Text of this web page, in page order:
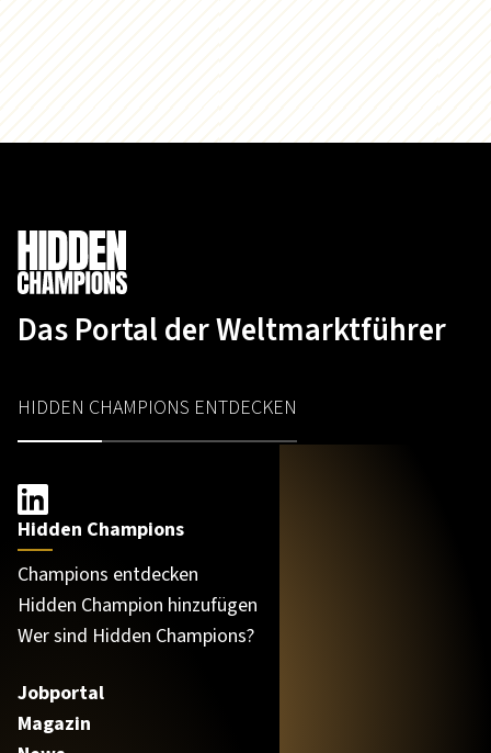
Das Portal der Weltmarktführer
HIDDEN CHAMPIONS ENTDECKEN
Hidden Champions
Champions entdecken
Hidden Champion hinzufügen
Wer sind Hidden Champions?
Jobportal
Magazin